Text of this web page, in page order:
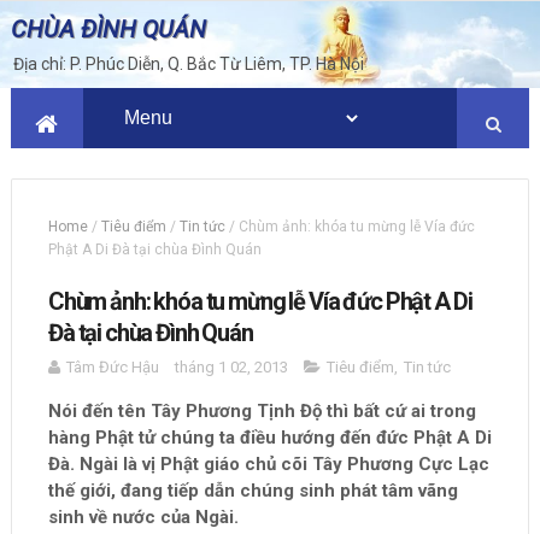
CHÙA ĐÌNH QUÁN
Địa chỉ: P. Phúc Diễn, Q. Bắc Từ Liêm, TP. Hà Nội
Home / Tiêu điểm / Tin tức / Chùm ảnh: khóa tu mừng lễ Vía đức
Phật A Di Đà tại chùa Đình Quán
Chùm ảnh: khóa tu mừng lễ Vía đức Phật A Di
Đà tại chùa Đình Quán
Tâm Đức Hậu tháng 1 02, 2013 Tiêu điểm, Tin tức
Nói đến tên Tây Phương Tịnh Độ thì bất cứ ai trong
hàng Phật tử chúng ta điều hướng đến đức Phật A Di
Đà. Ngài là vị Phật giáo chủ cõi Tây Phương Cực Lạc
thế giới, đang tiếp dẫn chúng sinh phát tâm vãng
sinh về nước của Ngài.